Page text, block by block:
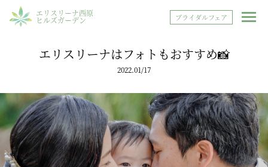
エリスリーナ西原
ヒルズガーデン ブライダルフェア
エリスリーナはフォトもおすすめ📸
2022.01/17